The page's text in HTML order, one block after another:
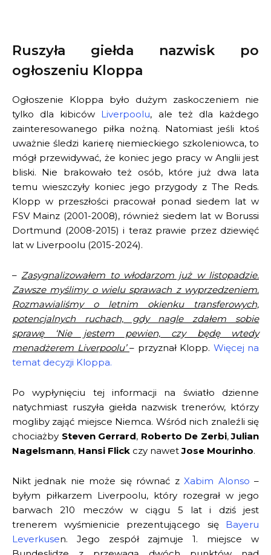
Ruszyła giełda nazwisk po
ogłoszeniu Kloppa
Ogłoszenie Kloppa było dużym zaskoczeniem nie
tylko dla kibiców Liverpoolu, ale też dla każdego
zainteresowanego piłka nożną. Natomiast jeśli ktoś
uważnie śledzi karierę niemieckiego szkoleniowca, to
mógł przewidywać, że koniec jego pracy w Anglii jest
bliski. Nie brakowało też osób, które już dwa lata
temu wieszczyły koniec jego przygody z The Reds.
Klopp w przeszłości pracował ponad siedem lat w
FSV Mainz (2001-2008), również siedem lat w Borussi
Dortmund (2008-2015) i teraz prawie przez dziewięć
lat w Liverpoolu (2015-2024).
–Zasygnalizowałem to włodarzom już w listopadzie.
Zawsze myślimy o wielu sprawach z wyprzedzeniem.
Rozmawialiśmy o letnim okienku transferowych,
potencjalnych ruchach, gdy nagle zdałem sobie
sprawę ‘Nie jestem pewien, czy będę wtedy
menadżerem Liverpoolu’– przyznał Klopp. Więcej na
temat decyzji Kloppa.
Po wypłynięciu tej informacji na światło dzienne
natychmiast ruszyła giełda nazwisk trenerów, którzy
mogliby zająć miejsce Niemca. Wśród nich znaleźli się
chociażby Steven Gerrard, Roberto De Zerbi,Julian
Nagelsmann, Hansi Flick czy nawetJose Mourinho.
Nikt jednak nie może się równać zXabim Alonso –
byłym piłkarzem Liverpoolu, który rozegrał w jego
barwach 210 meczów w ciągu 5 lat i dziś jest
trenerem wyśmienicie prezentującego się Bayeru
Leverkusen. Jego zespół zajmuje 1. miejsce w